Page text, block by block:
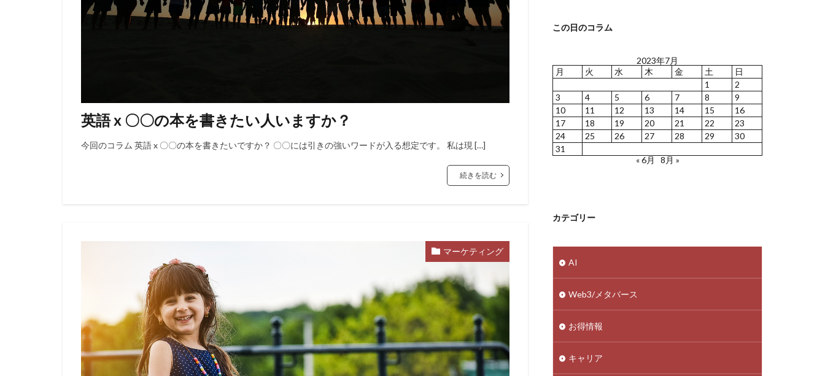
英語 x 〇〇の本を書きたい人いますか？
今回のコラム 英語 x 〇〇の本を書きたいですか？ 〇〇には引きの強いワードが入る想定です。 私は現 […]
続きを読む
マーケティング
この日のコラム
2023年7月
月
火 水 木 金 土
日
1
2
3
4 5 6 7 8
9
10
11 12 13 14 15
16
17
18 19 20 21 22
23
24
25 26 27 28 29
30
31
« 6月
8月 »
カテゴリー
AI
Web3/メタバース
お得情報
キャリア